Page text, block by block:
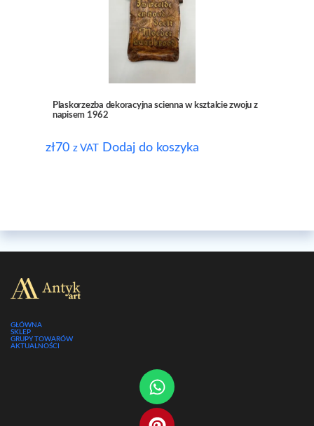
Plaskorzezba dekoracyjna scienna w ksztalcie zwoju z
napisem 1962
zł70 z VAT Dodaj do koszyka
GŁÓWNA
SKLEP
GRUPY TOWARÓW
AKTUALNOŚCI